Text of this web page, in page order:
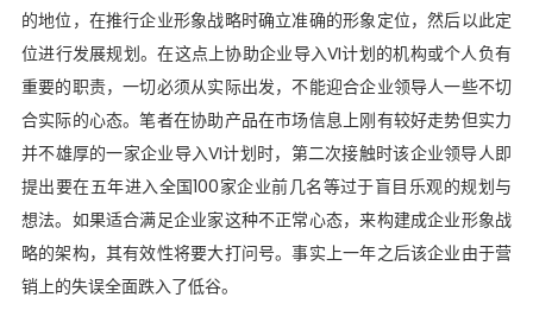
的地位，在推行企业形象战略时确立准确的形象定位，然后以此定
位进行发展规划。在这点上协助企业导入VI计划的机构或个人负有
重要的职责，一切必须从实际出发，不能迎合企业领导人一些不切
合实际的心态。笔者在协助产品在市场信息上刚有较好走势但实力
并不雄厚的一家企业导入VI计划时，第二次接触时该企业领导人即
提出要在五年进入全国100家企业前几名等过于盲目乐观的规划与
想法。如果适合满足企业家这种不正常心态，来构建成企业形象战
略的架构，其有效性将要大打问号。事实上一年之后该企业由于营
销上的失误全面跌入了低谷。